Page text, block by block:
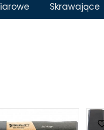
Skrawające